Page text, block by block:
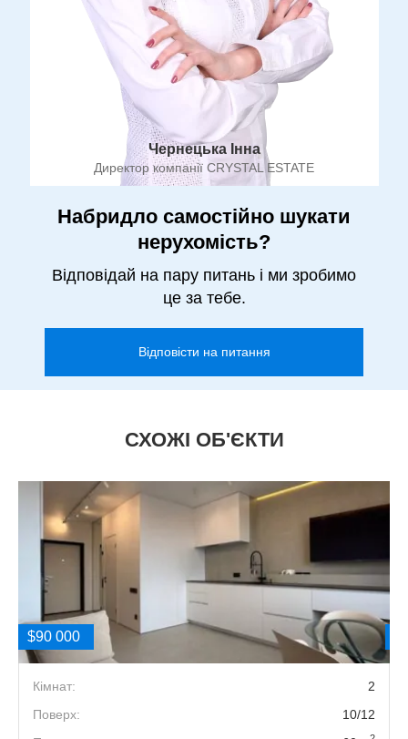
Чернецька Інна
Директор компанії CRYSTAL ESTATE
Набридло самостійно шукати
нерухомість?
Відповідай на пару питань і ми зробимо
це за тебе.
Відповісти на питання
СХОЖІ ОБ'ЄКТИ
$90 000
Кімнат:
2
Поверх:
10/12